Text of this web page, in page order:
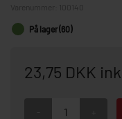
100140
På lager (60)
23,75 DKK